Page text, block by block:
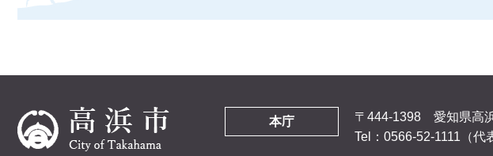
本庁
〒444-1398 愛知県高
Tel：0566-52-1111（代